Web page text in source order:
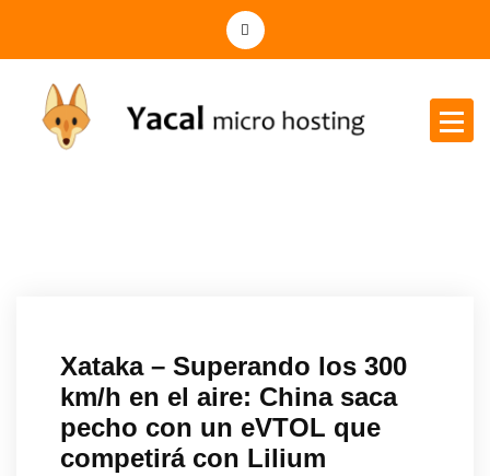
Xataka – Superando los 300
km/h en el aire: China saca
pecho con un eVTOL que
competirá con Lilium